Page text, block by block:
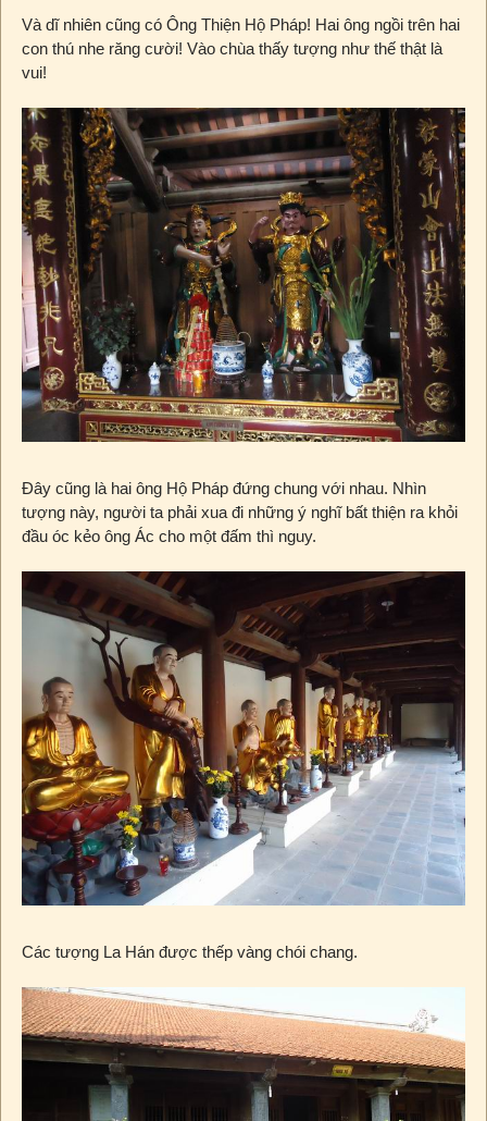
Và dĩ nhiên cũng có Ông Thiện Hộ Pháp! Hai ông ngồi trên hai
con thú nhe răng cười! Vào chùa thấy tượng như thế thật là
vui!
Đây cũng là hai ông Hộ Pháp đứng chung với nhau. Nhìn
tượng này, người ta phải xua đi những ý nghĩ bất thiện ra khỏi
đầu óc kẻo ông Ác cho một đấm thì nguy.
Các tượng La Hán được thếp vàng chói chang.